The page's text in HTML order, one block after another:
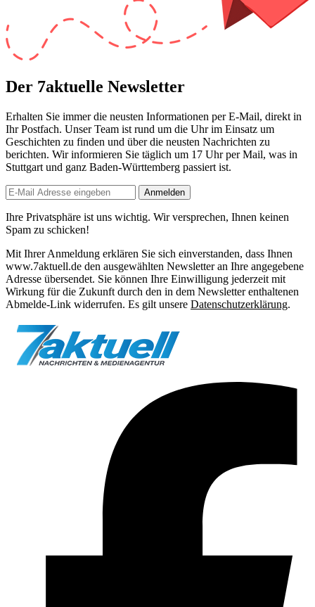
Der 7aktuelle Newsletter
Erhalten Sie immer die neusten Informationen per E-Mail, direkt in
Ihr Postfach. Unser Team ist rund um die Uhrim Einsatz um
Geschichten zu finden und über die neusten Nachrichten zu
berichten. Wir informieren Sie täglich um 17 Uhrper Mail, was in
Stuttgart und ganz Baden-Württemberg passiert ist.
Anmelden
Ihre Privatsphäre ist uns wichtig. Wir versprechen, Ihnen keinen
Spam zu schicken!
Mit Ihrer Anmeldung erklären Sie sich einverstanden, dass Ihnen
www.7aktuell.de den ausgewählten Newsletter an Ihre angegebene
Adresse übersendet. Sie können Ihre Einwilligung jederzeit mit
Wirkung für die Zukunft durch den in dem Newsletter enthaltenen
Abmelde-Link widerrufen. Es gilt unsere Datenschutzerklärung.